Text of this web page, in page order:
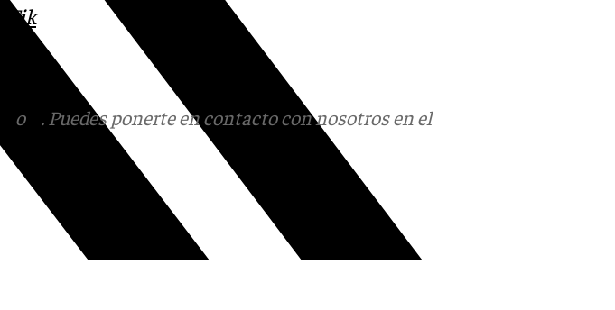
Tik
o
. Puedes ponerte en contacto con nosotros en el